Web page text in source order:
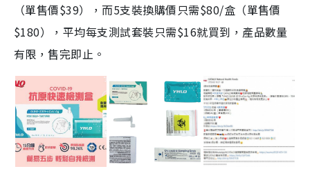
（單售價$39），而5支裝換購價只需$80/盒（單售價
$180），平均每支測試套裝只需$16就買到，產品數量
有限，售完即止。